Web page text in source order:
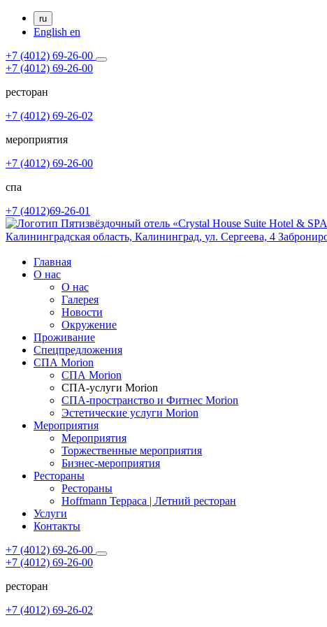
ru
English en
+7 (4012) 69-26-00
+7 (4012) 69-26-00
ресторан
+7 (4012) 69-26-02
мероприятия
+7 (4012) 69-26-00
спа
+7 (4012)69-26-01
Калининградская область, Калининград, ул. Сергеева, 4
Главная
О нас
О нас
Галерея
Новости
Окружение
Проживание
Спецпредложения
СПА Morion
СПА Morion
СПА-услуги Morion
СПА-пространство и Фитнес Morion
Эстетические услуги Morion
Мероприятия
Мероприятия
Торжественные мероприятия
Бизнес-мероприятия
Рестораны
Рестораны
Hoffmann Терраса | Летний ресторан
Услуги
Контакты
+7 (4012) 69-26-00
+7 (4012) 69-26-00
ресторан
+7 (4012) 69-26-02